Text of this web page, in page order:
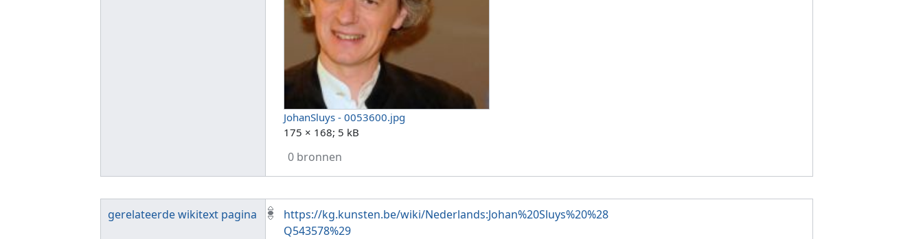
JohanSluys - 0053600.jpg
175 × 168; 5 kB
0 bronnen
gerelateerde wikitext pagina
https://kg.kunsten.be/wiki/Nederlands:Johan%20Sluys%20%28
Q543578%29